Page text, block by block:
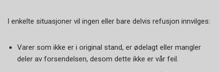
I enkelte situasjoner vil ingen eller bare delvis refusjon innvilges:
Varer som ikke er i original stand, er ødelagt eller mangler
deler av forsendelsen, desom dette ikke er vår feil.